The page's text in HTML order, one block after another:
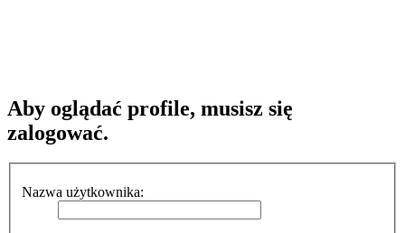
Aby oglądać profile, musisz się
zalogować.
Nazwa użytkownika: